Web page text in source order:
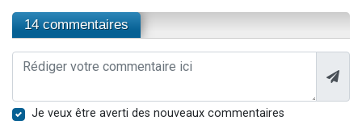
14 commentaires
Je veux être averti des nouveaux commentaires